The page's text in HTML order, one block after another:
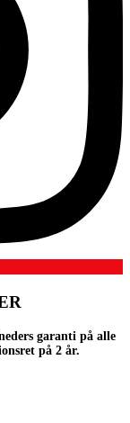
garanti på alle
på 2 år.